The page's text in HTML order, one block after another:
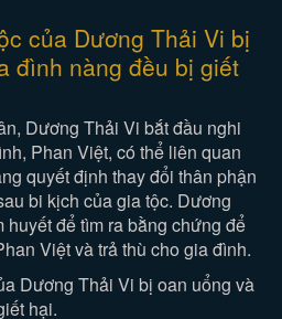
của Dương Thải Vi bị
đình nàng đều bị giết
Dương Thải Vi bắt đầu nghi
Phan Việt, có thể liên quan
quyết định thay đổi thân phận
bi kịch của gia tộc. Dương
huyết để tìm ra bằng chứng để
Việt và trả thù cho gia đình.